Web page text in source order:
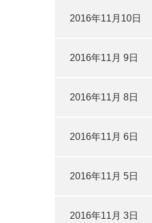
2016年11月10日
2016年11月 9日
2016年11月 8日
2016年11月 6日
2016年11月 5日
2016年11月 3日